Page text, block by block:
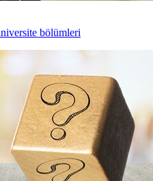
bölümleri